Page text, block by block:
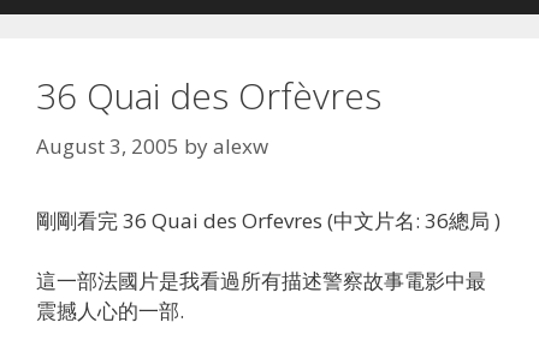
36 Quai des Orfèvres
August 3, 2005 byalexw
剛剛看完 36 Quai des Orfevres (中文片名: 36總局 )
這一部法國片是我看過所有描述警察故事電影中最
震撼人心的一部.